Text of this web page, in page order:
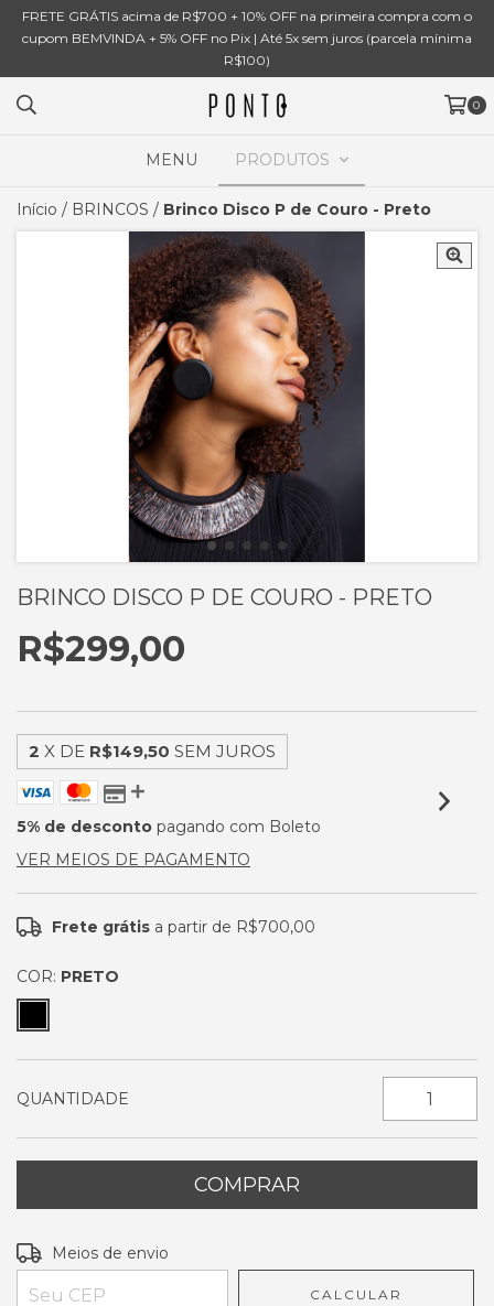
FRETE GRÁTIS acima de R$700 + 10% OFF na primeira compra com o
cupom BEMVINDA + 5% OFF no Pix | Até 5x sem juros (parcela mínima
R$100)
0
MENU PRODUTOS
Início / BRINCOS / Brinco Disco P de Couro - Preto
BRINCO DISCO P DE COURO - PRETO
R$299,00
2 X DE R$149,50 SEM JUROS
5% de desconto pagando com Boleto
VER MEIOS DE PAGAMENTO
Frete grátis a partir de R$700,00
COR: PRETO
QUANTIDADE
Entregas para o CEP:
Meios de envio
CALCULAR